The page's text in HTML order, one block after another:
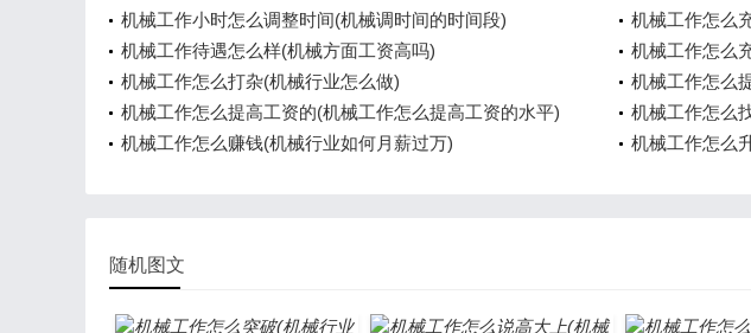
机械工作小时怎么调整时间(机械调时间的时间段)
机械工作怎么
机械工作待遇怎么样(机械方面工资高吗)
机械工作怎么
机械工作怎么打杂(机械行业怎么做)
机械工作怎么
机械工作怎么提高工资的(机械工作怎么提高工资的水平)
机械工作怎么
机械工作怎么赚钱(机械行业如何月薪过万)
机械工作怎么
随机图文